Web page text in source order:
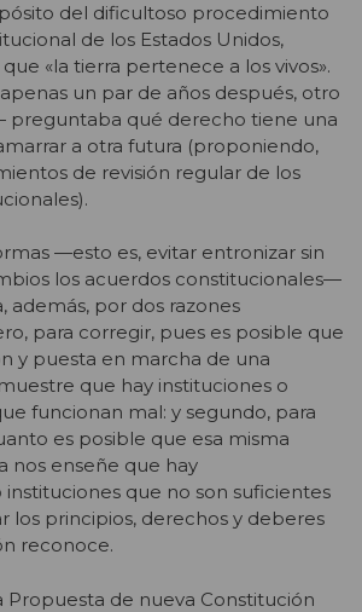
del dificultoso procedimiento
de los Estados Unidos,
«la tierra pertenece a los vivos».
un par de años después, otro
preguntaba qué derecho tiene una
a otra futura (proponiendo,
de revisión regular de los
—esto es, evitar entronizar sin
los acuerdos constitucionales—
además, por dos razones
para corregir, pues es posible que
y puesta en marcha de una
que hay instituciones o
funcionan mal: y segundo, para
es posible que esa misma
nos enseñe que hay
que no son suficientes
los principios, derechos y deberes
reconoce.
Propuesta de nueva Constitución